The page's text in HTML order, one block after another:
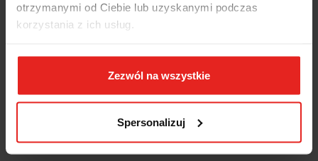
otrzymanymi od Ciebie lub uzyskanymi podczas
korzystania z ich usług.
Zezwól na wszystkie
Spersonalizuj
Średnicówka mikrometryczna, ze szczękami pomiarowymi 50-
skala chromowana matowo
precyzyjnie docierane
regulacja siły pomiarowej przy pomocy precyzyjnego
mechanizmu zapadkowego
dostawa: w kasecie z tworzywa sztucznego